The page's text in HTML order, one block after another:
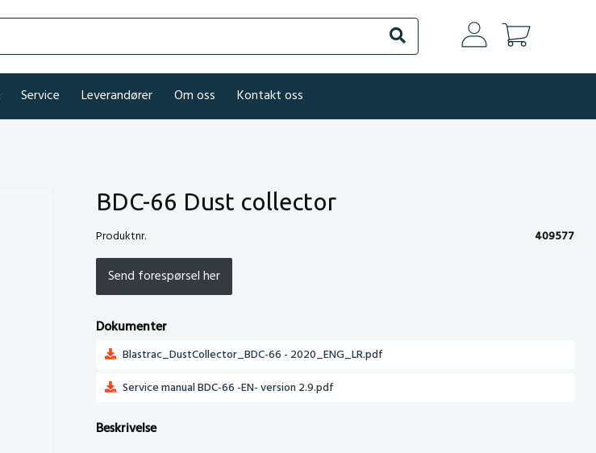
Søk
Service Leverandører Om oss Kontakt oss
BDC-66 Dust collector
Produktnr. 409577
Send forespørsel her
Dokumenter
Blastrac_DustCollector_BDC-66 - 2020_ENG_LR.pdf
Service manual BDC-66 -EN- version 2.9.pdf
Beskrivelse